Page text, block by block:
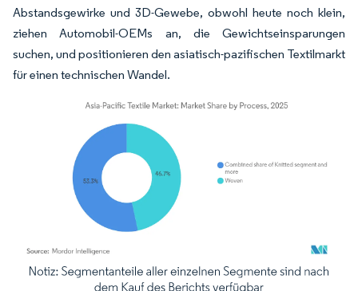
Abstandsgewirke und 3D-Gewebe, obwohl heute noch klein,
ziehen Automobil-OEMs an, die Gewichtseinsparungen
suchen, und positionieren den asiatisch-pazifischen Textilmarkt
für einen technischen Wandel.
Bild © Mordor Intelligence. Wiederverwendung erfordert Namensnennung